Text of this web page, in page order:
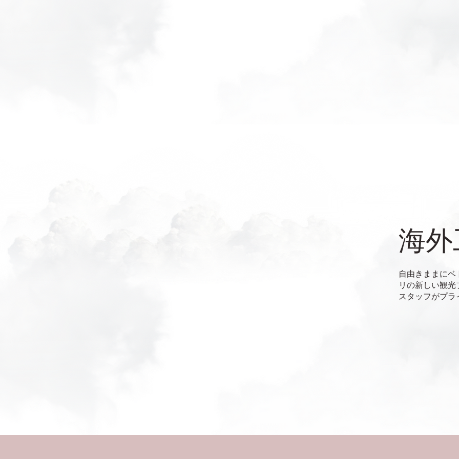
自由きままに
リの新しい観
スタッフがプ
海